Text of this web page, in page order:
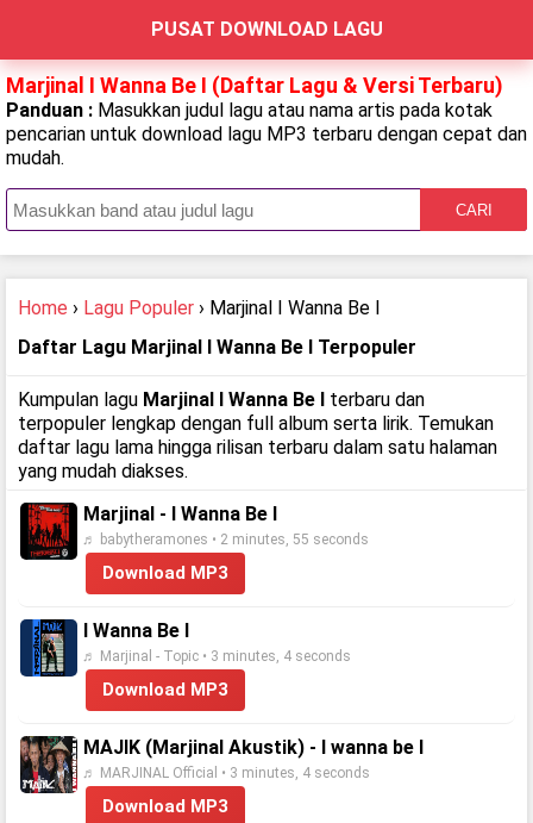
PUSAT DOWNLOAD LAGU
Marjinal I Wanna Be I (Daftar Lagu & Versi Terbaru)
Panduan : Masukkan judul lagu atau nama artis pada kotak
pencarian untuk download lagu MP3 terbaru dengan cepat dan
mudah.
CARI
Home › Lagu Populer › Marjinal I Wanna Be I
Daftar Lagu Marjinal I Wanna Be I Terpopuler
Kumpulan lagu Marjinal I Wanna Be I terbaru dan
terpopuler lengkap dengan full album serta lirik. Temukan
daftar lagu lama hingga rilisan terbaru dalam satu halaman
yang mudah diakses.
Marjinal - I Wanna Be I
♬ babytheramones • 2 minutes, 55 seconds
Download MP3
I Wanna Be I
♬ Marjinal - Topic • 3 minutes, 4 seconds
Download MP3
MAJIK (Marjinal Akustik) - I wanna be I
♬ MARJINAL Official • 3 minutes, 4 seconds
Download MP3